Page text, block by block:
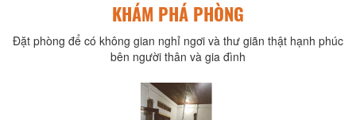
KHÁM PHÁ PHÒNG
Đặt phòng để có không gian nghỉ ngơi và thư giãn thật hạnh phúc
bên người thân và gia đình